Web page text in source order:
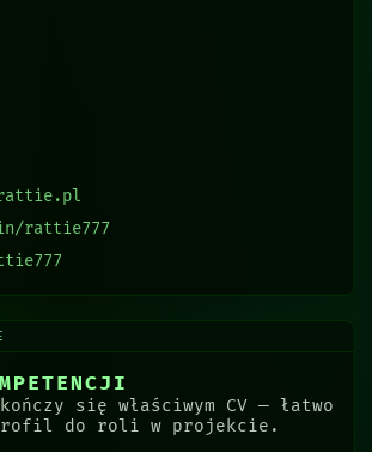
rattie777
kończy się właściwym CV — łatwo
profil do roli w projekcie.